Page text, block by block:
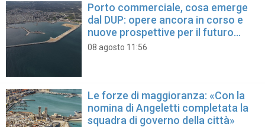
Porto commerciale, cosa emerge
dal DUP: opere ancora in corso e
nuove prospettive per il futuro
dello scalo
08 agosto 11:56
Le forze di maggioranza: «Con la
nomina di Angeletti completata la
squadra di governo della città»